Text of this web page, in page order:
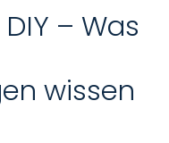
– Was
wissen